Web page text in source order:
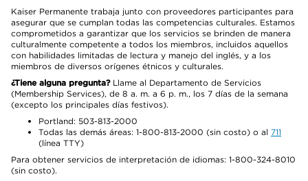
Kaiser Permanente trabaja junto con proveedores participantes para
asegurar que se cumplan todas las competencias culturales. Estamos
comprometidos a garantizar que los servicios se brinden de manera
culturalmente competente a todos los miembros, incluidos aquellos
con habilidades limitadas de lectura y manejo del inglés, y a los
miembros de diversos orígenes étnicos y culturales.
¿Tiene alguna pregunta?Llame al Departamento de Servicios
(Membership Services), de 8 a. m. a 6 p. m., los 7 días de la semana
(excepto los principales días festivos).
Portland: 503-813-2000
Todas las demás áreas: 1-800-813-2000 (sin costo) o al 711
(línea TTY)
Para obtener servicios de interpretación de idiomas: 1-800-324-8010
(sin costo).